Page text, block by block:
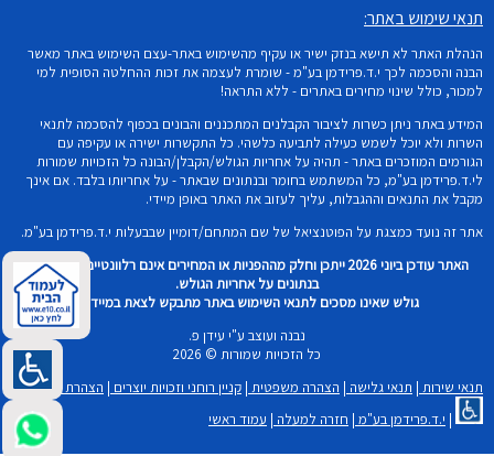
תנאי שימוש באתר:
הנהלת האתר לא תישא בנזק ישיר או עקיף מהשימוש באתר-עצם השימוש באתר מאשר
הבנה והסכמה לכך י.ד.פרידמן בע"מ - שומרת לעצמה את זכות ההחלטה הסופית למי
למכור, כולל שינוי מחירים באתרים - ללא התראה!
המידע באתר ניתן כשרות לציבור הקבלנים המתכננים והבונים בכפוף להסכמה לתנאי
השרות ולא יוכל לשמש כעילה לתביעה כלשהי. כל התקשרות ישירה או עקיפה עם
הגורמים המוזכרים באתר - תהיה על אחריות הגולש/הקבלן/הבונה כל הזכויות שמורות
לי.ד.פרידמן בע"מ, כל המשתמש בחומר ובנתונים שבאתר - על אחריותו בלבד. אם אינך
מקבל את התנאים וההגבלות, עליך לעזוב את האתר באופן מיידי.
אתר זה נועד כמצגת על הפוטנציאל של שם המתחם/דומיין שבבעלות י.ד.פרידמן בע"מ.
האתר עודכן ביוני 2026 ייתכן וחלק מההפניות או המחירים אינם רלוונטיים וכל שימוש
בנתונים על אחריות הגולש.
גולש שאינו מסכים לתנאי השימוש באתר מתבקש לצאת במיידית!
נבנה ועוצב ע"י עידן פ.
כל הזכויות שמורות © 2026
תנאי שירות | תנאי גלישה | הצהרה משפטית | קניין רוחני וזכויות יוצרים | הצהרת נגישות
| י.ד.פרידמן בע"מ | חזרה למעלה | עמוד ראשי